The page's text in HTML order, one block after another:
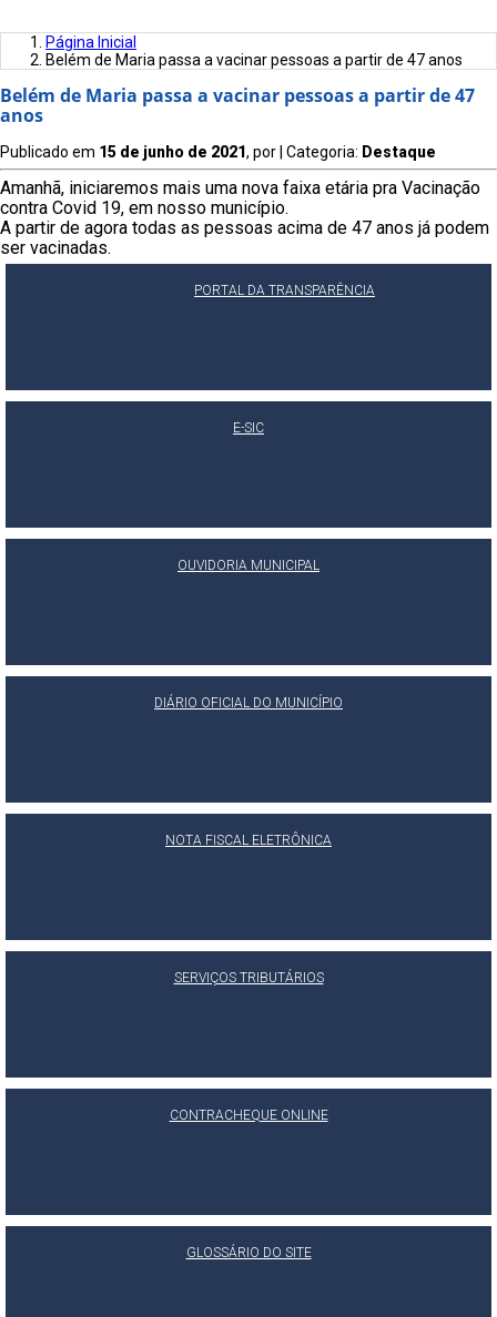
Página Inicial
Belém de Maria passa a vacinar pessoas a partir de 47 anos
Belém de Maria passa a vacinar pessoas a partir de 47
anos
Publicado em 15 de junho de 2021, por | Categoria: Destaque
Amanhã, iniciaremos mais uma nova faixa etária pra Vacinação
contra Covid 19, em nosso município.
A partir de agora todas as pessoas acima de 47 anos já podem
ser vacinadas.
PORTAL DA TRANSPARÊNCIA
E-SIC
OUVIDORIA MUNICIPAL
DIÁRIO OFICIAL DO MUNICÍPIO
NOTA FISCAL ELETRÔNICA
SERVIÇOS TRIBUTÁRIOS
CONTRACHEQUE ONLINE
GLOSSÁRIO DO SITE